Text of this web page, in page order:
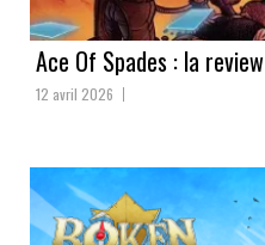
Ace Of Spades : la review
12 avril 2026